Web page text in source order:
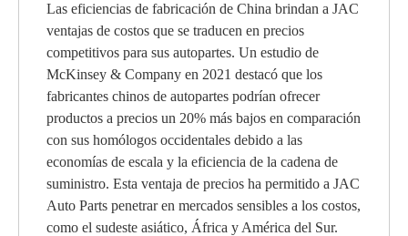
Las eficiencias de fabricación de China brindan a JAC
ventajas de costos que se traducen en precios
competitivos para sus autopartes. Un estudio de
McKinsey & Company en 2021 destacó que los
fabricantes chinos de autopartes podrían ofrecer
productos a precios un 20% más bajos en comparación
con sus homólogos occidentales debido a las
economías de escala y la eficiencia de la cadena de
suministro. Esta ventaja de precios ha permitido a JAC
Auto Parts penetrar en mercados sensibles a los costos,
como el sudeste asiático, África y América del Sur.